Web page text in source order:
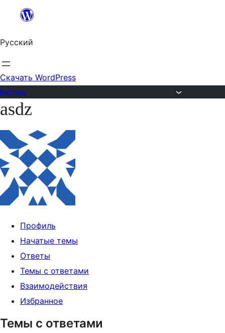
Перейти
содержимому
Русский
Скачать WordPress
Перейти
содержимому
asdz
Профиль
Начатые темы
Ответы
Темы с ответами
Взаимодействия
Избранное
Темы с ответами